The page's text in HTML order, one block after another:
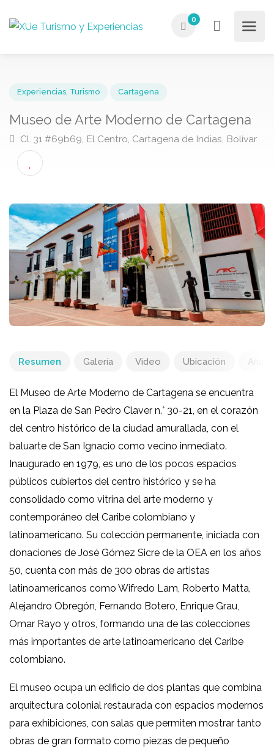
0
Museo de Arte Moderno de Cartagena
Cl. 31 #69b69, El Centro, Cartagena de Indias,
Resumen Galería Video Ubicación
El Museo de Arte Moderno de Cartagena se encuentra
en la Plaza de San Pedro Claver n.° 30-21, en el corazón
del centro histórico de la ciudad amurallada, con el
baluarte de San Ignacio como vecino inmediato.
Inaugurado en 1979, es uno de los pocos espacios
públicos cubiertos del centro histórico y se ha
consolidado como vitrina del arte moderno y
contemporáneo del Caribe colombiano y
latinoamericano. Su colección permanente, iniciada con
donaciones de José Gómez Sicre de la OEA en los años
50, cuenta con más de 300 obras de artistas
latinoamericanos como Wifredo Lam, Roberto Matta,
Alejandro Obregón, Fernando Botero, Enrique Grau,
Omar Rayo y otros, formando una de las colecciones
más importantes de arte latinoamericano del Caribe
colombiano.
El museo ocupa un edificio de dos plantas que combina
arquitectura colonial restaurada con espacios modernos
para exhibiciones, con salas que permiten mostrar tanto
obras de gran formato como piezas de pequeño